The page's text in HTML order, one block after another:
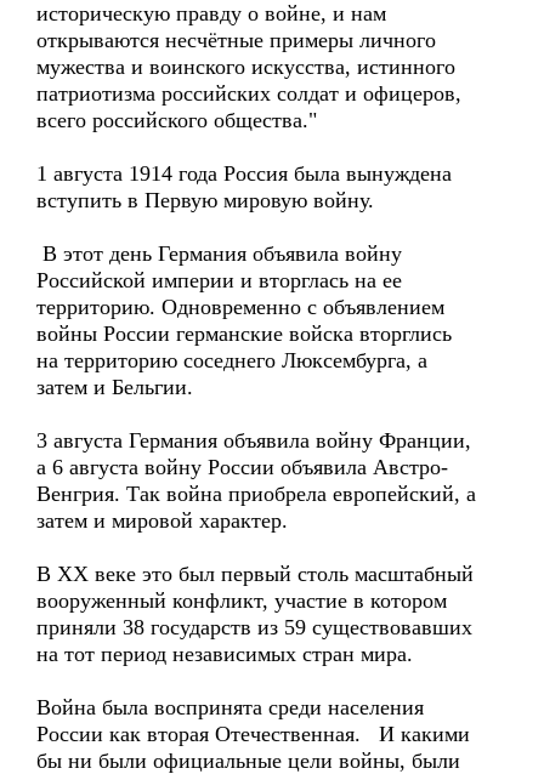
историческую правду о войне, и нам
открываются несчётные примеры личного
мужества и воинского искусства, истинного
патриотизма российских солдат и офицеров,
всего российского общества."
1 августа 1914 года Россия была вынуждена
вступить в Первую мировую войну.
В этот день Германия объявила войну
Российской империи и вторглась на ее
территорию. Одновременно с объявлением
войны России германские войска вторглись
на территорию соседнего Люксембурга, а
затем и Бельгии.
3 августа Германия объявила войну Франции,
а 6 августа войну России объявила Австро-
Венгрия. Так война приобрела европейский, а
затем и мировой характер.
В ХХ веке это был первый столь масштабный
вооруженный конфликт, участие в котором
приняли 38 государств из 59 существовавших
на тот период независимых стран мира.
Война была воспринята среди населения
России как вторая Отечественная. И какими
бы ни были официальные цели войны, были